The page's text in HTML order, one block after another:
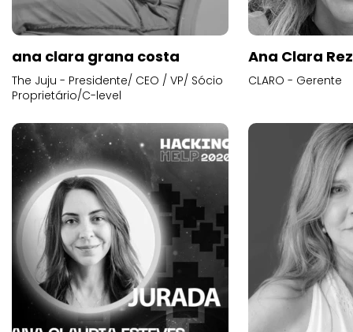
ana clara grana costa
The Juju - Presidente/ CEO / VP/ Sócio
Proprietário/C-level
Ana Clara
CLARO - Gerente